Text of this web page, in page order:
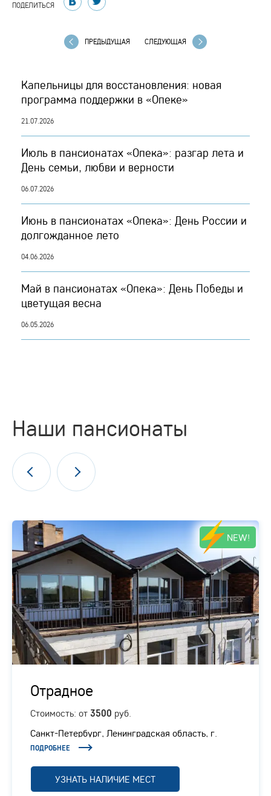
ПОДЕЛИТЬСЯ
ПРЕДЫДУЩАЯ СЛЕДУЮЩАЯ
Капельницы для восстановления: новая
программа поддержки в «Опеке»
21.07.2026
Июль в пансионатах «Опека»: разгар лета и
День семьи, любви и верности
06.07.2026
Июнь в пансионатах «Опека»: День России и
долгожданное лето
04.06.2026
Май в пансионатах «Опека»: День Победы и
цветущая весна
06.05.2026
Наши пансионаты
NEW!
Отрадное
Стоимость: от 3500 руб.
Санкт-Петербург, Ленинградская область, г.
Отрадное, Ленинградское шоссе, 1/1
ПОДРОБНЕЕ
УЗНАТЬ НАЛИЧИЕ МЕСТ